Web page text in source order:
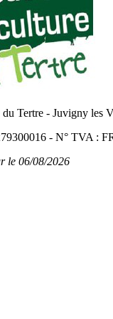
Tertre - Juvigny les
- N° TVA :
le 06/08/2026